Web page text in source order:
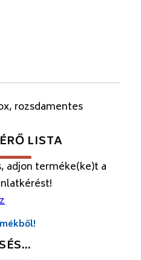
rozsdamentes
LISTA
adjon terméke(ke)t a